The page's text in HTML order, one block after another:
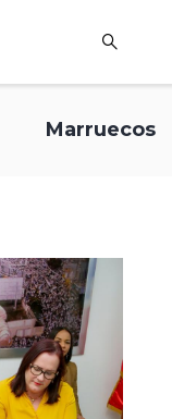
Marruecos